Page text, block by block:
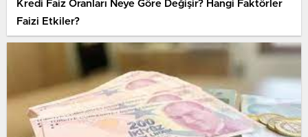
Kredi Faiz Oranları Neye Göre Değişir? Hangi Faktörler
Faizi Etkiler?